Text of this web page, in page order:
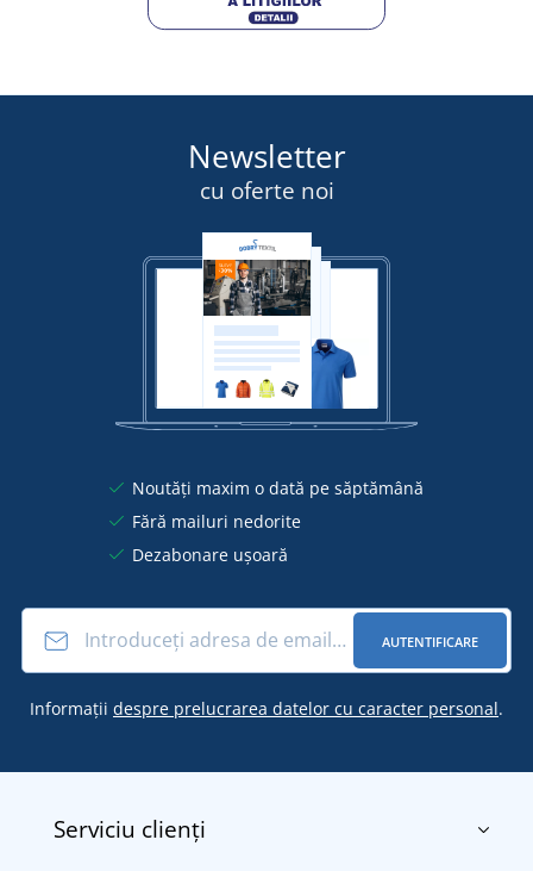
Newsletter
cu oferte noi
Noutăți maxim o dată pe săptămână
Fără mailuri nedorite
Dezabonare ușoară
AUTENTIFICARE
Informații despre prelucrarea datelor cu caracter personal.
Serviciu clienți